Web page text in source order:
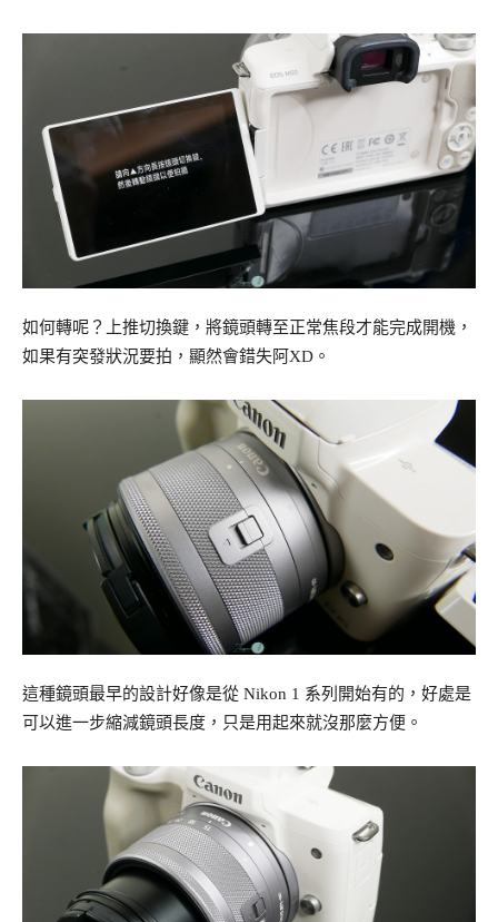
如何轉呢？上推切換鍵，將鏡頭轉至正常焦段才能完成開機，
如果有突發狀況要拍，顯然會錯失阿XD。
這種鏡頭最早的設計好像是從 Nikon 1 系列開始有的，好處是
可以進一步縮減鏡頭長度，只是用起來就沒那麼方便。